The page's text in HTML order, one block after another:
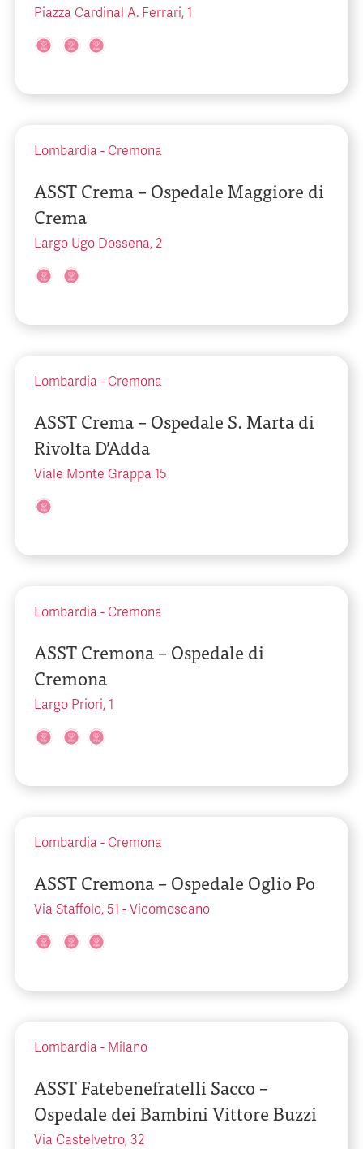
Piazza Cardinal A. Ferrari, 1
Lombardia - Cremona
ASST Crema – Ospedale Maggiore di
Crema
Largo Ugo Dossena, 2
Lombardia - Cremona
ASST Crema – Ospedale S. Marta di
Rivolta D’Adda
Viale Monte Grappa 15
Lombardia - Cremona
ASST Cremona – Ospedale di
Cremona
Largo Priori, 1
Lombardia - Cremona
ASST Cremona – Ospedale Oglio Po
Via Staffolo, 51 - Vicomoscano
Lombardia - Milano
ASST Fatebenefratelli Sacco –
Ospedale dei Bambini Vittore Buzzi
Via Castelvetro, 32